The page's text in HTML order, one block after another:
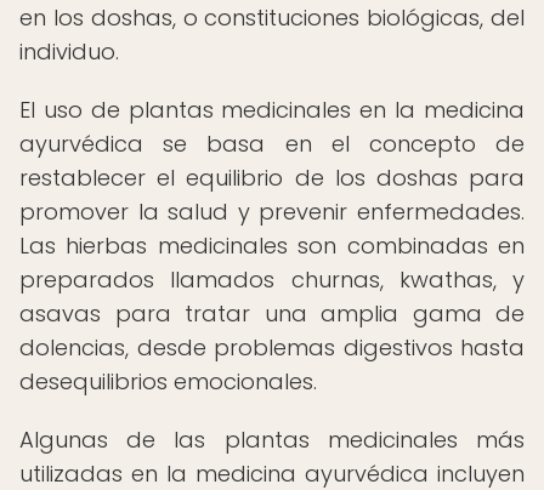
en los doshas, o constituciones biológicas, del
individuo.
El uso de plantas medicinales en la medicina
ayurvédica se basa en el concepto de
restablecer el equilibrio de los doshas para
promover la salud y prevenir enfermedades.
Las hierbas medicinales son combinadas en
preparados llamados churnas, kwathas, y
asavas para tratar una amplia gama de
dolencias, desde problemas digestivos hasta
desequilibrios emocionales.
Algunas de las plantas medicinales más
utilizadas en la medicina ayurvédica incluyen